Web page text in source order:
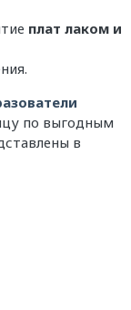
плат лаком и
по выгодным
в